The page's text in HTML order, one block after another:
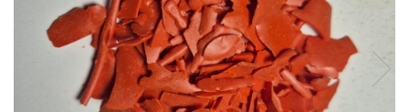
Vopsea/intretinere stupi